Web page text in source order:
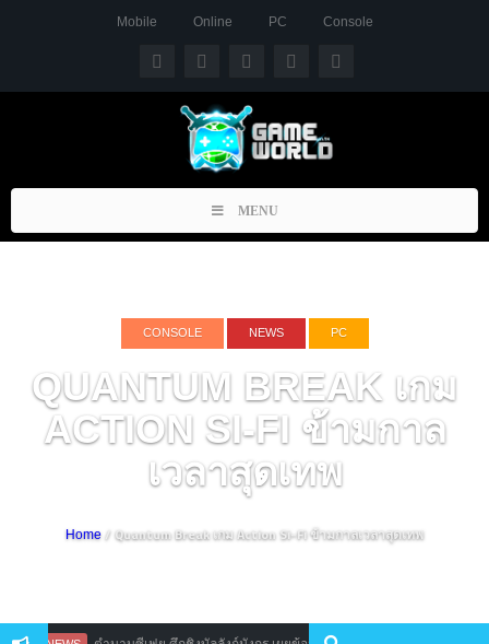
Mobile Online PC Console
Toggle
navigation
MENU
CONSOLE NEWS PC
QUANTUM BREAK เกม
ACTION SI-FI ข้ามกาล
เวลาสุดเทพ
Home / Quantum Break เกม Action Si-Fi ข้ามกาลเวลาสุดเทพ